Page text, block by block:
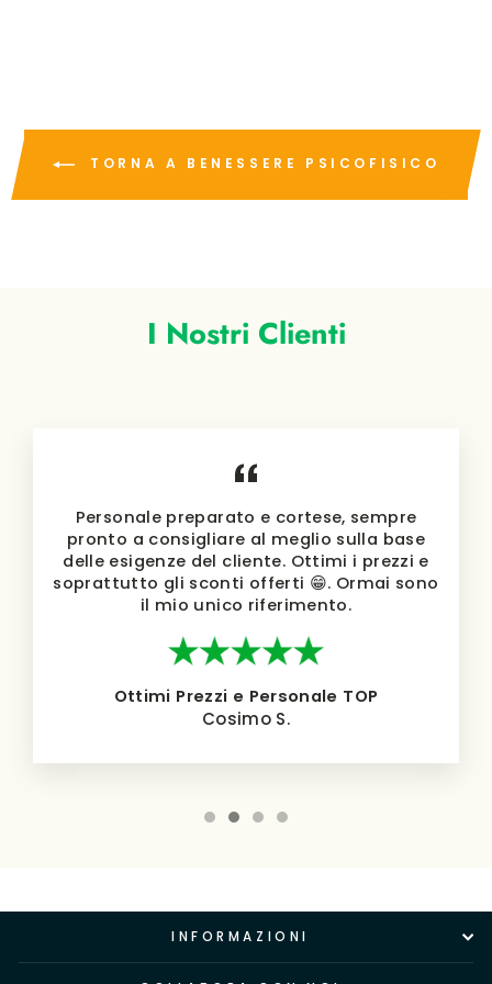
TORNA A BENESSERE PSICOFISICO
I Nostri Clienti
Personale preparato e cortese, sempre
pronto a consigliare al meglio sulla base
delle esigenze del cliente. Ottimi i prezzi e
soprattutto gli sconti offerti 😁. Ormai sono
il mio unico riferimento.
Ottimi Prezzi e Personale TOP
Cosimo S.
INFORMAZIONI